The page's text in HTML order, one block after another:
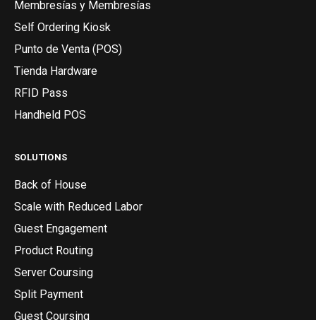
Membresías y Membresías
Self Ordering Kiosk
Punto de Venta (POS)
Tienda Hardware
RFID Pass
Handheld POS
SOLUTIONS
Back of House
Scale with Reduced Labor
Guest Engagement
Product Routing
Server Coursing
Split Payment
Guest Coursing